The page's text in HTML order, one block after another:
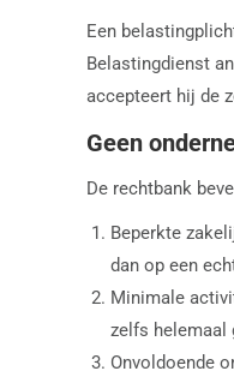
Een
Belastingdienst
accepteert hij de
Geen
De rechtbank
Beperkte
dan op een
Minimale
zelfs helemaal
Onvoldoende